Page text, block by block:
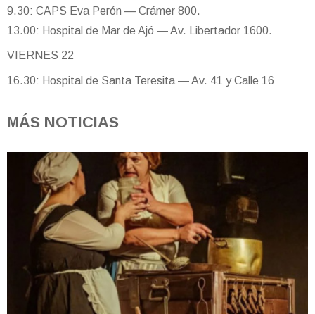
9.30: CAPS Eva Perón — Crámer 800.
13.00: Hospital de Mar de Ajó — Av. Libertador 1600.
VIERNES 22
16.30: Hospital de Santa Teresita — Av. 41 y Calle 16
MÁS NOTICIAS